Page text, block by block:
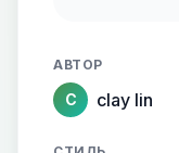
АВТОР
C clay lin